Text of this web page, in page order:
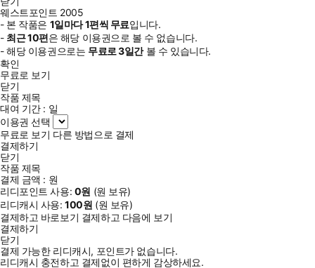
웨스트포인트 2005
- 본 작품은 1일마다1편씩 무료입니다.
- 최근10편은 해당 이용권으로 볼 수 없습니다.
- 해당 이용권으로는 무료로3일간볼 수 있습니다.
확인
무료로 보기
닫기
작품 제목
대여 기간 : 일
이용권 선택
무료로 보기 다른 방법으로 결제
결제하기
닫기
작품 제목
결제 금액 : 원
리디포인트 사용: 0원 (원 보유)
리디캐시 사용:100원 (원 보유)
결제하고 바로보기 결제하고 다음에 보기
결제하기
닫기
결제 가능한 리디캐시, 포인트가 없습니다.
리디캐시 충전하고 결제없이 편하게 감상하세요.